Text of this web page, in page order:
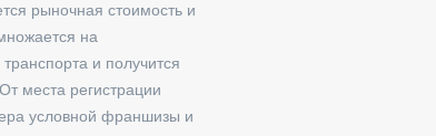
рыночная стоимость и
на
и получится
места регистрации
условной франшизы и